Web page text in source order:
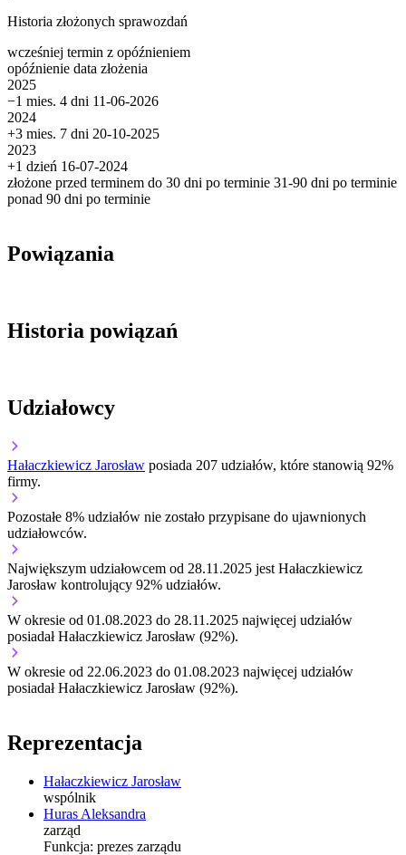
Historia złożonych sprawozdań
wcześniej termin z opóźnieniem
opóźnienie data złożenia
2025
−1 mies. 4 dni 11-06-2026
2024
+3 mies. 7 dni 20-10-2025
2023
+1 dzień 16-07-2024
złożone przed terminem do 30 dni po terminie 31-90 dni po terminie
ponad 90 dni po terminie
Powiązania
Historia powiązań
Udziałowcy
Hałaczkiewicz Jarosław posiada 207 udziałów, które stanowią 92%
firmy.
Pozostałe 8% udziałów nie zostało przypisane do ujawnionych
udziałowców.
Największym udziałowcem od 28.11.2025 jest Hałaczkiewicz
Jarosław kontrolujący 92% udziałów.
W okresie od 01.08.2023 do 28.11.2025 najwięcej udziałów
posiadał Hałaczkiewicz Jarosław (92%).
W okresie od 22.06.2023 do 01.08.2023 najwięcej udziałów
posiadał Hałaczkiewicz Jarosław (92%).
Reprezentacja
Hałaczkiewicz Jarosław
wspólnik
Huras Aleksandra
zarząd
Funkcja: prezes zarządu